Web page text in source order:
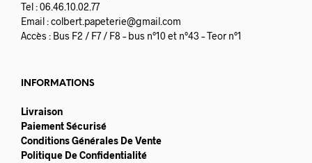
Tel : 06.46.10.02.77
Email :colbert.papeterie@gmail.com
Accès : Bus F2 / F7 / F8 – bus n°10 et n°43 – Teor n°1
INFORMATIONS
Livraison
Paiement Sécurisé
Conditions Générales De Vente
Politique De Confidentialité